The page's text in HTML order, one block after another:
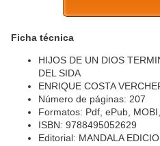
Ficha técnica
HIJOS DE UN DIOS
DEL SIDA
ENRIQUE COSTA
Número de páginas: 207
Formatos: Pdf, ePub,
ISBN: 9788495052629
Editorial: MANDALA